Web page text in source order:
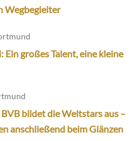
Wegbegleiter
Ein großes Talent, eine kleine
bildet die Weltstars aus –
anschließend beim Glänzen